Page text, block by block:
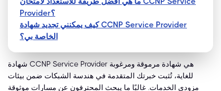
Provider؟
كيف يمكنني تجديد شهادة CCNP Service Provider
الخاصة بي؟
شهادة CCNP Service Provider هي شهادة مرموقة ومرغوبة
للغاية، تُثبت خبرتك المتقدمة في هندسة الشبكات ضمن بيئات
مزودي الخدمات. غالبًا ما يبحث المحترفون عن مسارات موثوقة